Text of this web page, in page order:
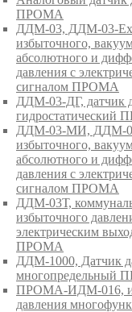
ПРОМА
ДДМ-03, ДДМ-03-
избыточного,
абсолютного и
давления с
сигналом ПРОМА
ДДМ-03-ДГ, датчик
гидростатический
ДДМ-03-МИ, ДДМ-
избыточного,
абсолютного и
давления с
сигналом ПРОМА
ДДМ-03Т,
избыточного
электрическим
ПРОМА
ДДМ-1000, Датчик
многопредельный
ПРОМА-ИДМ-016,
давления